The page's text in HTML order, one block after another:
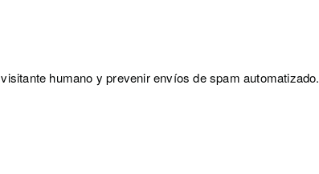
humano y prevenir envíos de spam automatizado.